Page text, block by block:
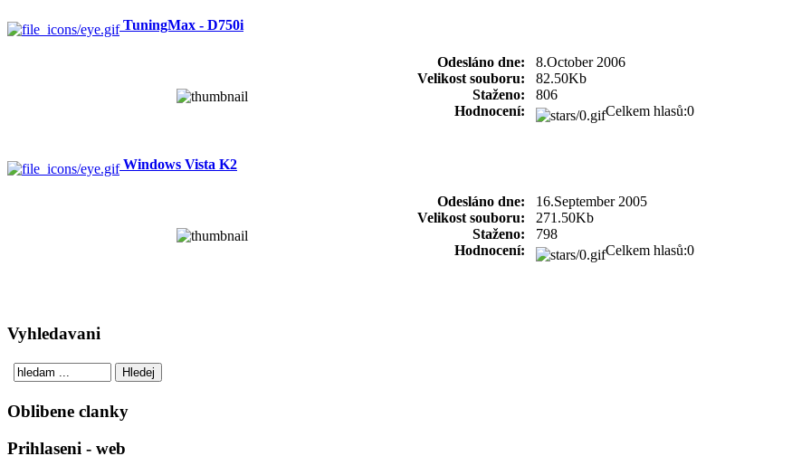
TuningMax - D750i
Odesláno dne:
8.October 2006
Velikost souboru:
82.50Kb
Staženo:
806
Hodnocení:
Celkem hlasů:0
Windows Vista K2
Odesláno dne:
16.September 2005
Velikost souboru:
271.50Kb
Staženo:
798
Hodnocení:
Celkem hlasů:0
Vyhledavani
Oblibene clanky
Prihlaseni - web